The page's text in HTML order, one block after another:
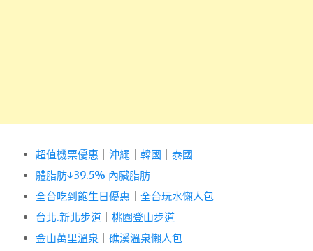
超值機票優惠 沖繩 韓國
泰國
體脂肪↓39.5% 內臟脂肪
全台吃到飽生日優惠
全台玩水懶人包
台北.新北步道
桃園登山步道
金山萬里溫泉
礁溪溫泉懶人包